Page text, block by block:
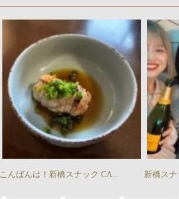
こんばんは！新橋スナック CA... 新橋ス